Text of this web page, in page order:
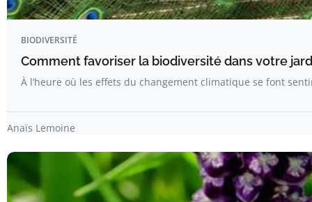
BIODIVERSITÉ
Comment favoriser la biodiversité dans votre
À l’heure où les effets du changement climatique se font
Anaïs Lemoine